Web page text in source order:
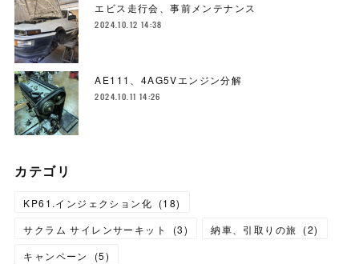
エビス走行会、事前メンテナンス
2024.10.12 14:38
AE111、4AG5Vエンジン分解
2024.10.11 14:26
カテゴリ
KP61.インジェクション化 (18)
サクラム サイレンサーキット
(3) 納車、引取りの旅 (2)
キャンペーン
(5)